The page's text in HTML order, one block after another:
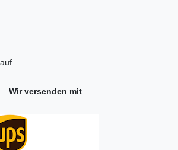
Wir versenden mit